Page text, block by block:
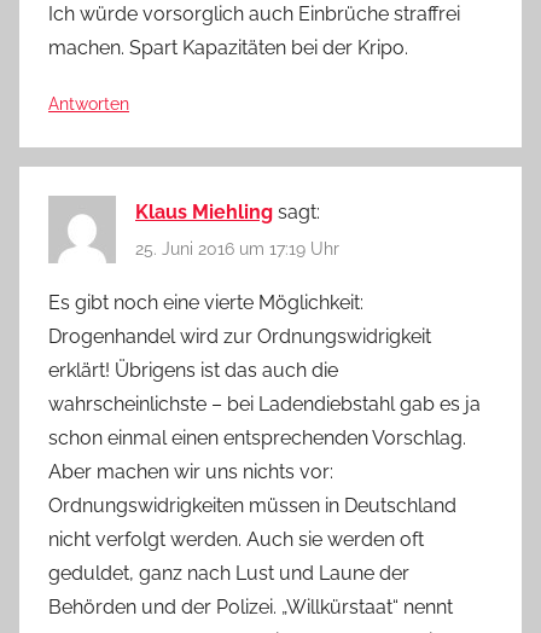
Ich würde vorsorglich auch Einbrüche straffrei
machen. Spart Kapazitäten bei der Kripo.
Antworten
Klaus Miehling sagt:
25. Juni 2016 um 17:19 Uhr
Es gibt noch eine vierte Möglichkeit:
Drogenhandel wird zur Ordnungswidrigkeit
erklärt! Übrigens ist das auch die
wahrscheinlichste – bei Ladendiebstahl gab es ja
schon einmal einen entsprechenden Vorschlag.
Aber machen wir uns nichts vor:
Ordnungswidrigkeiten müssen in Deutschland
nicht verfolgt werden. Auch sie werden oft
geduldet, ganz nach Lust und Laune der
Behörden und der Polizei. „Willkürstaat“ nennt